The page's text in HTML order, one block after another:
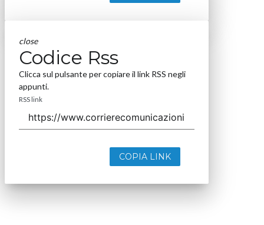
close
Codice Rss
Clicca sul pulsante per copiare il link RSS negli
appunti.
RSS link
COPIA LINK